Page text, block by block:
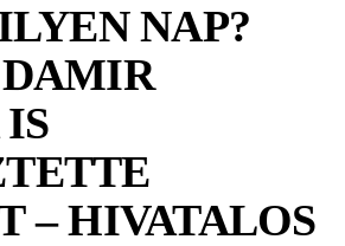
NAP?
– HIVATALOS